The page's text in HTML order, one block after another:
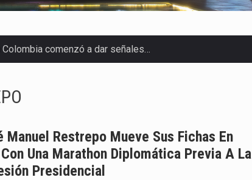
las protagonistas durante la…
el equipo de…
marcha un amplio plan…
con condiciones de…
Manuel Restrepo Mueve Sus Fichas En
Una Marathon Diplomática Previa A La
Presidencial